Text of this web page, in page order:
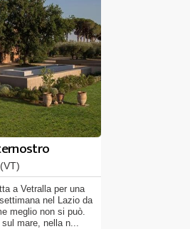
a Vetralla per una
nel Lazio da
meglio non si può.
sul mare, nella n...